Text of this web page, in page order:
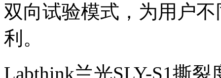
双向试验模式，为用户
利。
Labthink兰光SLY-S1撕